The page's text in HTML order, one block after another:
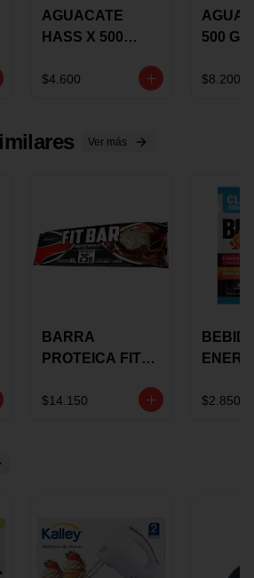
AGUACATE
HASS X 500
$4.600
500
$8.200
Ver más
BARRA
PROTEICA FIT
GRS
$14.150
STACK 6G
$2.850